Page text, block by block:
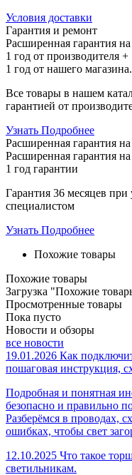
Условия доставки
Гарантия и ремонт
Расширенная гарантия
1 год от производителя +
1 год от нашего магазина.
Все товары в нашем
гарантией от
Узнать Подробнее
Расширенная гарантия
Расширенная гарантия на
1 год гарантии
Гарантия 36 месяцев
специалистом
Узнать Подробнее
Похожие товары
Похожие товары
Загрузка "Похожие
Просмотренные товары
Пока пусто
Новости и обзоры
все новости
19.01.2026 Как
пошаговая инструкция,
Подробная и понятная
безопасно и правильно
Разберёмся в проводах,
ошибках, чтобы свет
12.10.2025 Что такое
светильникам.